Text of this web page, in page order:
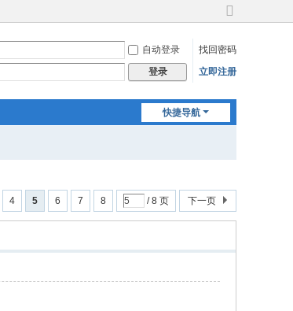
切
到
宽
自动登录
找回密码
登录 立即注册
快捷导航
4 5 6 7 8 / 8 页 下一页